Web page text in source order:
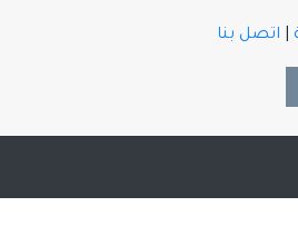
اتصل بنا